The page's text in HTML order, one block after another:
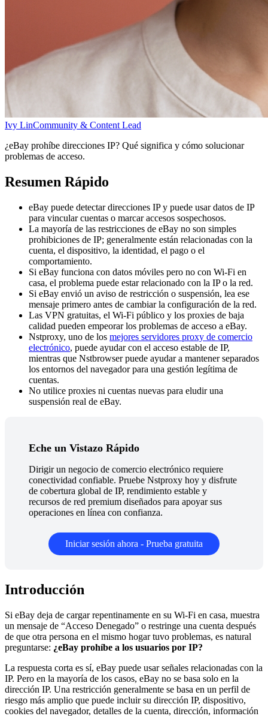
Ivy LinCommunity & Content Lead
¿eBay prohíbe direcciones IP? Qué significa y cómo solucionar
problemas de acceso.
Resumen Rápido
eBay puede detectar direcciones IP y puede usar datos de IP
para vincular cuentas o marcar accesos sospechosos.
La mayoría de las restricciones de eBay no son simples
prohibiciones de IP; generalmente están relacionadas con la
cuenta, el dispositivo, la identidad, el pago o el
comportamiento.
Si eBay funciona con datos móviles pero no con Wi-Fi en
casa, el problema puede estar relacionado con la IP o la red.
Si eBay envió un aviso de restricción o suspensión, lea ese
mensaje primero antes de cambiar la configuración de la red.
Las VPN gratuitas, el Wi-Fi público y los proxies de baja
calidad pueden empeorar los problemas de acceso a eBay.
Nstproxy, uno de los mejores servidores proxy de comercio
electrónico, puede ayudar con el acceso estable de IP,
mientras que Nstbrowser puede ayudar a mantener separados
los entornos del navegador para una gestión legítima de
cuentas.
No utilice proxies ni cuentas nuevas para eludir una
suspensión real de eBay.
Eche un Vistazo Rápido
Dirigir un negocio de comercio electrónico requiere
conectividad confiable. Pruebe Nstproxy hoy y disfrute
de cobertura global de IP, rendimiento estable y
recursos de red premium diseñados para apoyar sus
operaciones en línea con confianza.
Iniciar sesión ahora - Prueba gratuita
Introducción
Si eBay deja de cargar repentinamente en su Wi-Fi en casa, muestra
un mensaje de “Acceso Denegado” o restringe una cuenta después
de que otra persona en el mismo hogar tuvo problemas, es natural
preguntarse: ¿eBay prohíbe a los usuarios por IP?
La respuesta corta es sí, eBay puede usar señales relacionadas con la
IP. Pero en la mayoría de los casos, eBay no se basa solo en la
dirección IP. Una restricción generalmente se basa en un perfil de
riesgo más amplio que puede incluir su dirección IP, dispositivo,
cookies del navegador, detalles de la cuenta, dirección, información